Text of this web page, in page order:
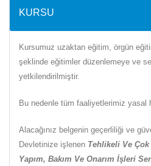
KURSU
Kursumuz uzaktan eğitim, örgün
şeklinde eğitimler düzenlemeye ve
yetkilendirilmiştir.
Bu nedenle tüm faaliyetlerimiz yasal
Alacağınız belgenin geçerliliği ve
Devletinize işlenen Tehlikeli Ve
Yapım, Bakım Ve Onarım İşleri